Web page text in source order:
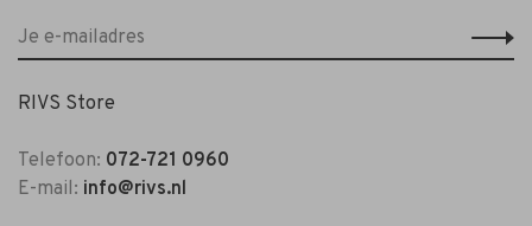
RIVS Store
Telefoon: 072-721 0960
E-mail: info@rivs.nl